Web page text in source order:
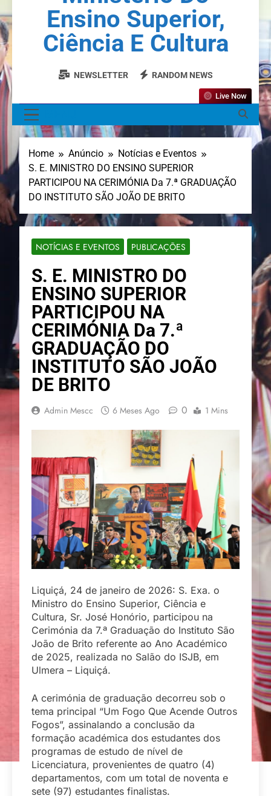
Ensino Superior,
Ciência E Cultura
NEWSLETTER RANDOM NEWS
Live Now
Home Anúncio
Notícias e Eventos
S. E. MINISTRO DO ENSINO SUPERIOR
PARTICIPOU NA CERIMÓNIA Da 7.ª GRADUAÇÃO
DO INSTITUTO SÃO JOÃO DE BRITO
NOTÍCIAS E EVENTOS PUBLICAÇÕES
S. E. MINISTRO DO
ENSINO SUPERIOR
PARTICIPOU NA
CERIMÓNIA Da 7.ª
GRADUAÇÃO DO
INSTITUTO SÃO JOÃO
DE BRITO
Admin Mescc 6 Meses Ago 0 1 Mins
Liquiçá, 24 de janeiro de 2026: S. Exa. o
Ministro do Ensino Superior, Ciência e
Cultura, Sr. José Honório, participou na
Cerimónia da 7.ª Graduação do Instituto São
João de Brito referente ao Ano Académico
de 2025, realizada no Salão do ISJB, em
Ulmera – Liquiçá.
A cerimónia de graduação decorreu sob o
tema principal “Um Fogo Que Acende Outros
Fogos”, assinalando a conclusão da
formação académica dos estudantes dos
programas de estudo de nível de
Licenciatura, provenientes de quatro (4)
departamentos, com um total de noventa e
sete (97) estudantes finalistas.